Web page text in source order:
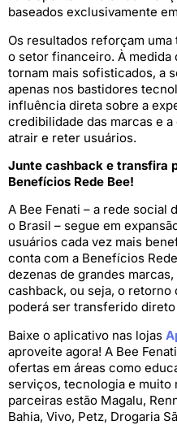
baseados exclusivamente
Os resultados reforçam
o setor financeiro. À medida
tornam mais sofisticados, a
apenas nos bastidores
influência direta sobre a
credibilidade das marcas e
atrair e reter usuários.
Junte cashback e transfira
Benefícios Rede Bee!
A Bee Fenati – a rede social
o Brasil – segue em
usuários cada vez mais
conta com a Benefícios
dezenas de grandes
cashback, ou seja, o retorno
poderá ser transferido direto
Baixe o aplicativo nas lojas
aproveite agora! A Bee
ofertas em áreas como
serviços, tecnologia e muito
parceiras estão Magalu,
Bahia, Vivo, Petz, Drogaria